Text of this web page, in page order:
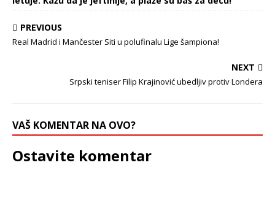
PREVIOUS
Real Madrid i Mančester Siti u polufinalu Lige šampiona!
NEXT
Srpski teniser Filip Krajinović ubedljiv protiv Londera
VAŠ KOMENTAR NA OVO?
Ostavite komentar